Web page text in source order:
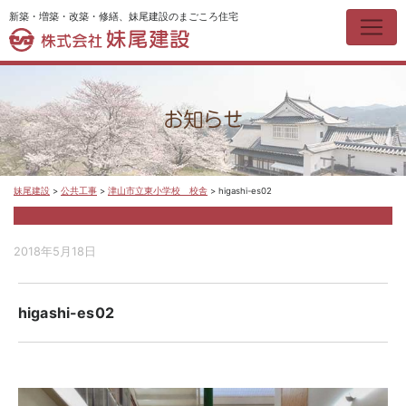
新築・増築・改築・修繕、妹尾建設のまごころ住宅
お知らせ
妹尾建設 > 公共工事 > 津山市立東小学校 校舎 > higashi-es02
2018年5月18日
higashi-es02